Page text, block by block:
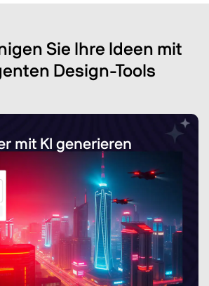
Sie Ihre Ideen mit
Design-Tools
mit KI generieren